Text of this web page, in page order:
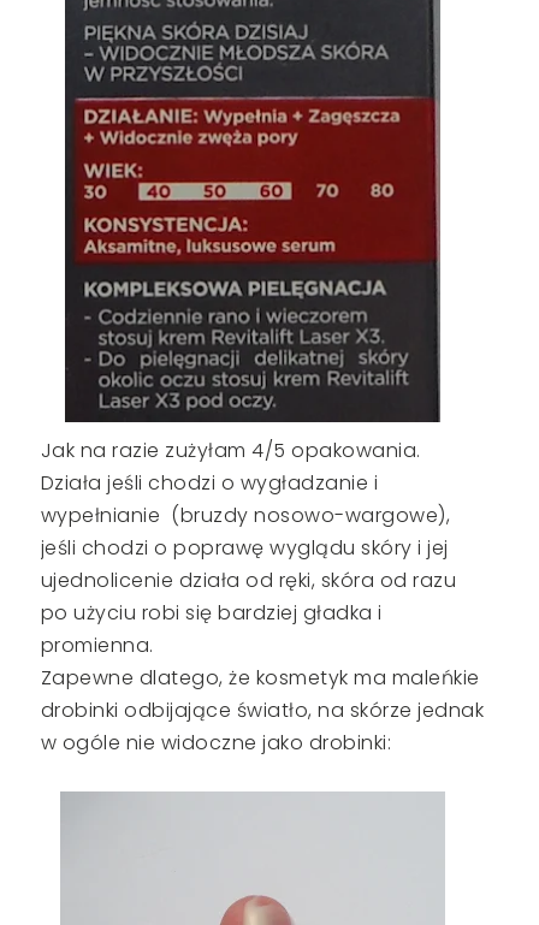
Jak na razie zużyłam 4/5 opakowania.
Działa jeśli chodzi o wygładzanie i
wypełnianie (bruzdy nosowo-wargowe),
jeśli chodzi o poprawę wyglądu skóry i jej
ujednolicenie działa od ręki, skóra od razu
po użyciu robi się bardziej gładka i
promienna.
Zapewne dlatego, że kosmetyk ma maleńkie
drobinki odbijające światło, na skórze jednak
w ogóle nie widoczne jako drobinki: